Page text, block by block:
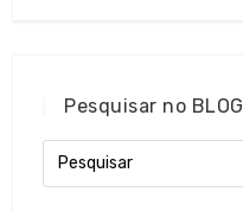
Pesquisar no BLOG